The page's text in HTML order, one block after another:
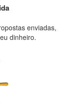
enviadas,
dinheiro.